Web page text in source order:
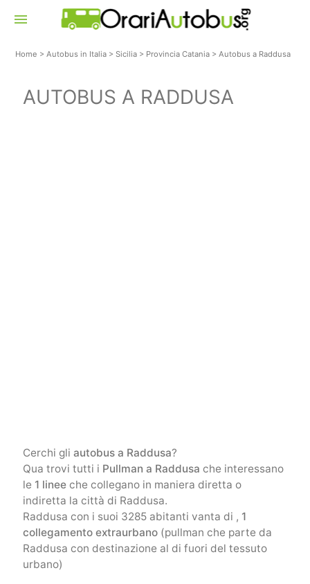
menu
Home >Autobus in Italia >Sicilia > Provincia Catania >Autobus a Raddusa
AUTOBUS A RADDUSA
Cerchi gli autobus a Raddusa?
Qua trovi tutti i Pullman a Raddusa che interessano
le 1 lineeche collegano in maniera diretta o
indiretta la città di Raddusa.
Raddusa con i suoi 3285 abitanti vanta di , 1
collegamento extraurbano(pullman che parte da
Raddusa con destinazione al di fuori del tessuto
urbano)